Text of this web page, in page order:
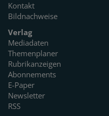
Kontakt
Bildnachweise
Verlag
Mediadaten
Themenplaner
Rubrikanzeigen
Abonnements
E-Paper
Newsletter
RSS